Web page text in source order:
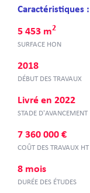
Caractéristiques :
5 453 m2
SURFACE HON
2018
DÉBUT DES TRAVAUX
Livré en 2022
STADE D'AVANCEMENT
7 360 000 €
COÛT DES TRAVAUX HT
8 mois
DURÉE DES ÉTUDES